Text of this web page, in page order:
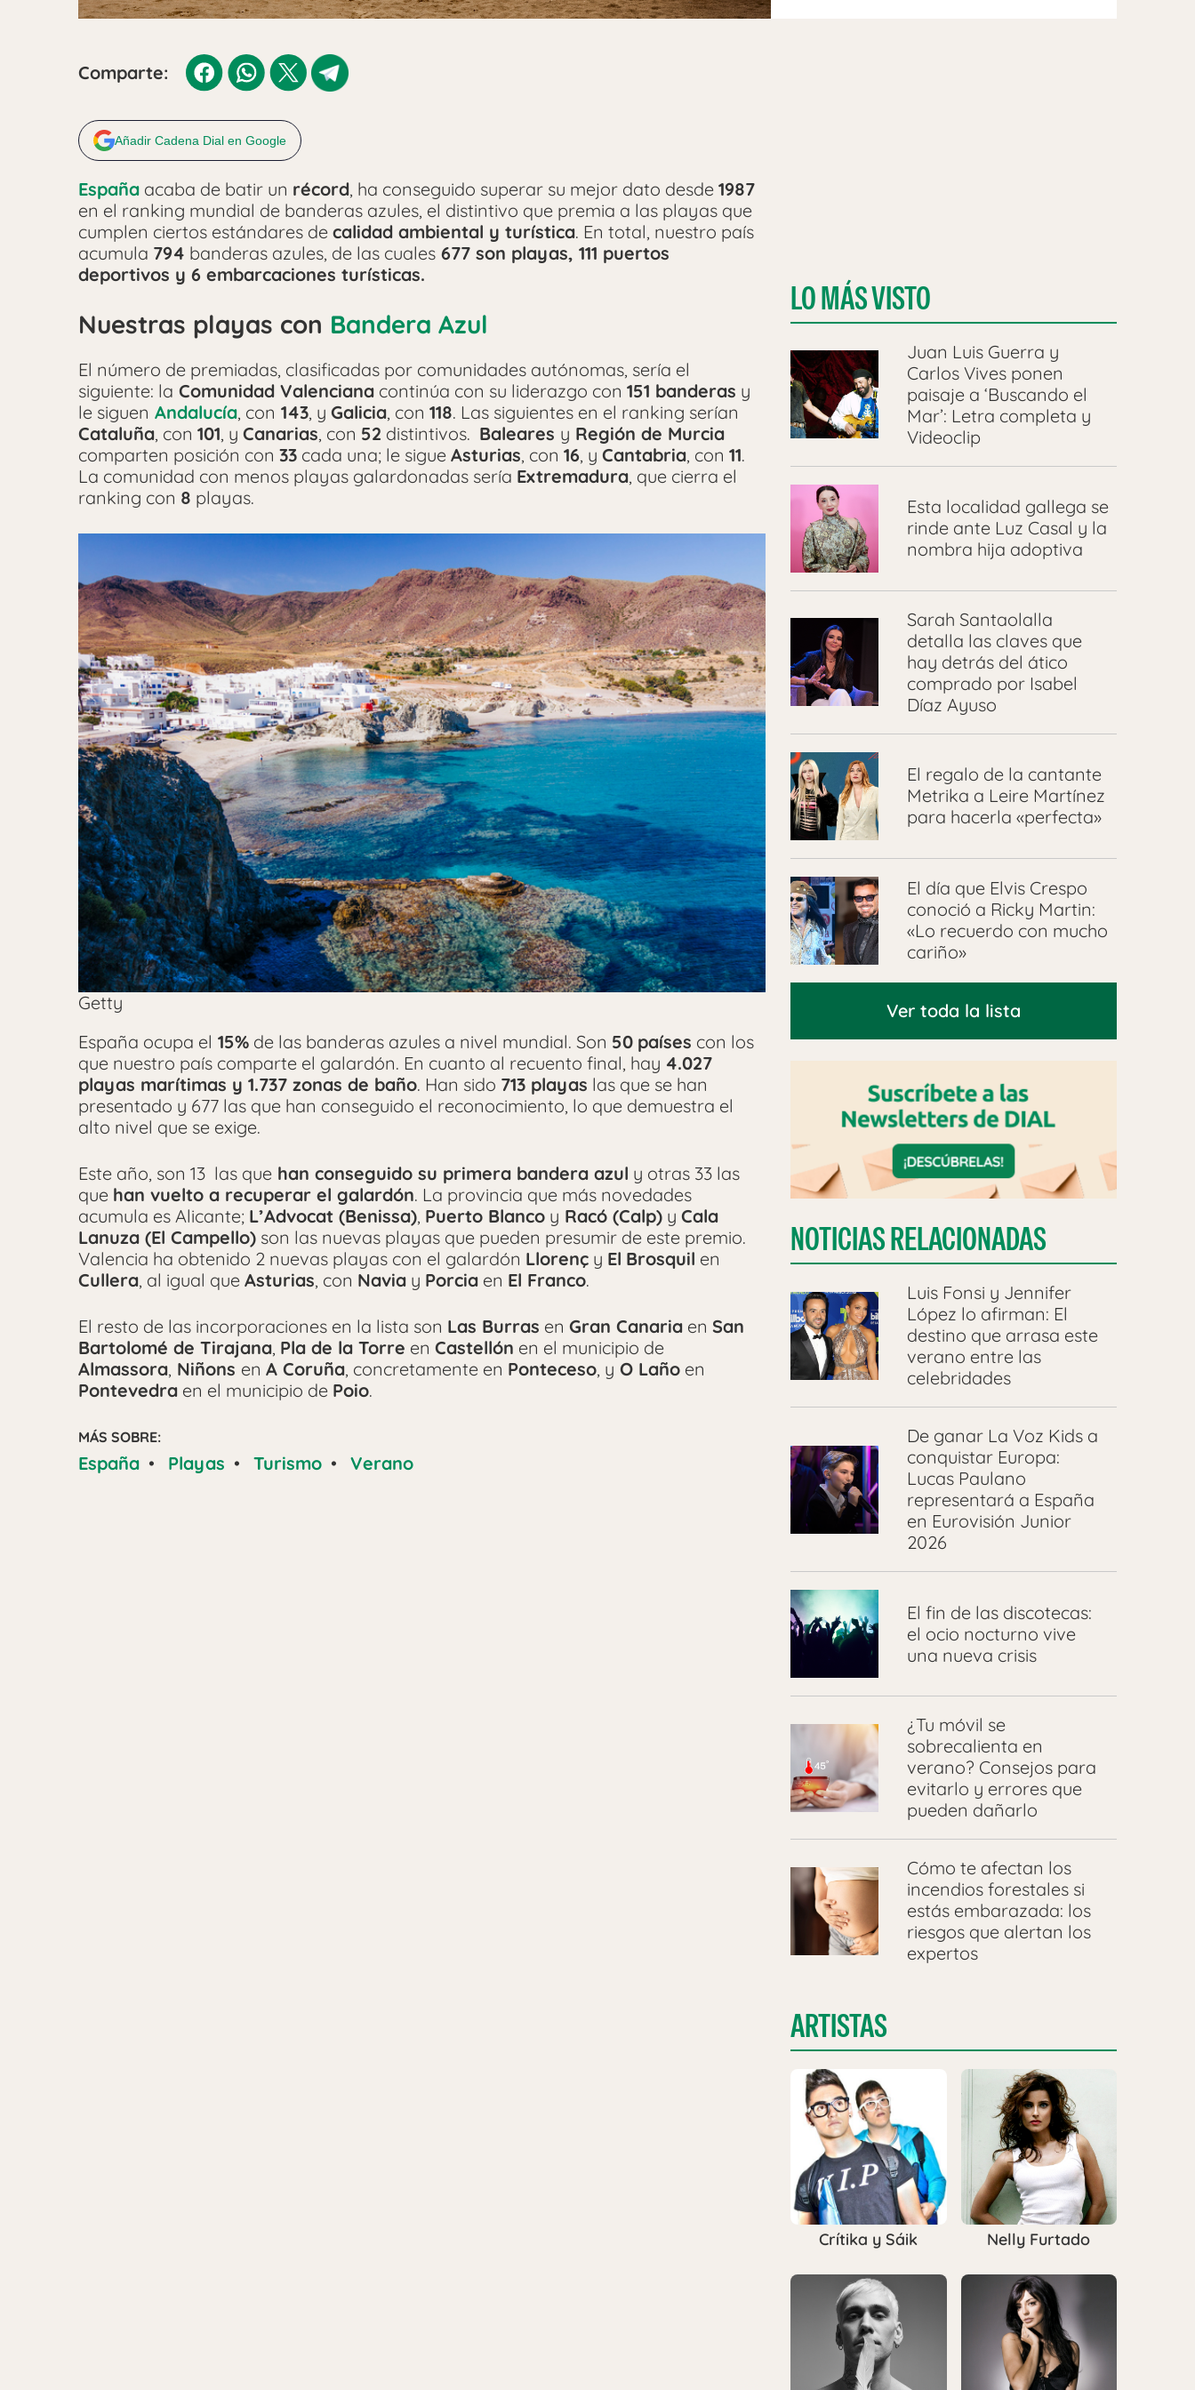
Comparte:
Añadir Cadena Dial en Google
España acaba de batir un récord, ha conseguido superar su mejor dato desde 1987
en el ranking mundial de banderas azules, el distintivo que premia a las playas que
cumplen ciertos estándares de calidad ambiental y turística. En total, nuestro país
acumula 794 banderas azules, de las cuales 677 son playas, 111 puertos
deportivos y 6 embarcaciones turísticas.
Nuestras playas con Bandera Azul
El número de premiadas, clasificadas por comunidades autónomas, sería el
siguiente: la Comunidad Valenciana continúa con su liderazgo con 151 banderas y
le siguen Andalucía, con 143, y Galicia, con 118. Las siguientes en el ranking serían
Cataluña, con 101, y Canarias, con 52 distintivos. Baleares y Región de Murcia
comparten posición con 33 cada una; le sigue Asturias, con 16, y Cantabria, con 11.
La comunidad con menos playas galardonadas sería Extremadura, que cierra el
ranking con 8 playas.
Getty
España ocupa el 15% de las banderas azules a nivel mundial. Son 50 países con los
que nuestro país comparte el galardón. En cuanto al recuento final, hay 4.027
playas marítimas y 1.737 zonas de baño. Han sido 713 playas las que se han
presentado y 677 las que han conseguido el reconocimiento, lo que demuestra el
alto nivel que se exige.
Este año, son 13 las que han conseguido su primera bandera azul y otras 33 las
que han vuelto a recuperar el galardón. La provincia que más novedades
acumula es Alicante; L’Advocat (Benissa), Puerto Blanco y Racó (Calp) y Cala
Lanuza (El Campello) son las nuevas playas que pueden presumir de este premio.
Valencia ha obtenido 2 nuevas playas con el galardón Llorenç y El Brosquil en
Cullera, al igual que Asturias, con Navia y Porcia en El Franco.
El resto de las incorporaciones en la lista son Las Burras en Gran Canaria en San
Bartolomé de Tirajana, Pla de la Torre en Castellón en el municipio de
Almassora, Niñons en A Coruña, concretamente en Ponteceso, y O Laño en
Pontevedra en el municipio de Poio.
MÁS SOBRE:
España • Playas • Turismo • Verano
LO MÁS VISTO
Juan Luis Guerra y
Carlos Vives ponen
paisaje a ‘Buscando el
Mar’: Letra completa y
Videoclip
Esta localidad gallega se
rinde ante Luz Casal y la
nombra hija adoptiva
Sarah Santaolalla
detalla las claves que
hay detrás del ático
comprado por Isabel
Díaz Ayuso
El regalo de la cantante
Metrika a Leire Martínez
para hacerla «perfecta»
El día que Elvis Crespo
conoció a Ricky Martin:
«Lo recuerdo con mucho
cariño»
Ver toda la lista
NOTICIAS RELACIONADAS
Luis Fonsi y Jennifer
López lo afirman: El
destino que arrasa este
verano entre las
celebridades
De ganar La Voz Kids a
conquistar Europa:
Lucas Paulano
representará a España
en Eurovisión Junior
2026
El fin de las discotecas:
el ocio nocturno vive
una nueva crisis
¿Tu móvil se
sobrecalienta en
verano? Consejos para
evitarlo y errores que
pueden dañarlo
Cómo te afectan los
incendios forestales si
estás embarazada: los
riesgos que alertan los
expertos
ARTISTAS
Crítika y Sáik Nelly Furtado